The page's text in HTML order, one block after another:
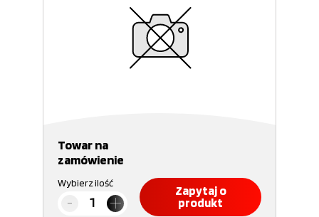
Towar na
zamówienie
Wybierz ilość
Zapytaj o
produkt